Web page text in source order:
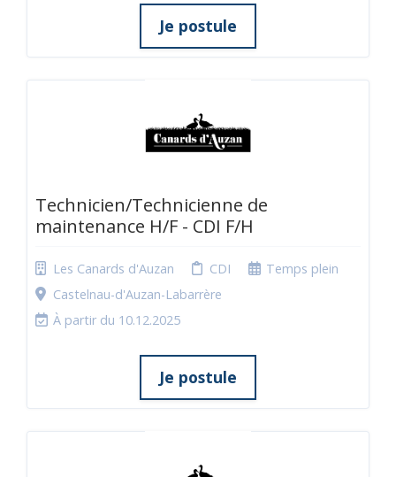
Je postule
Technicien/Technicienne de
maintenance H/F - CDI F/H
Les Canards d'Auzan CDI
Temps plein
Castelnau-d'Auzan-Labarrère
À partir du 10.12.2025
Je postule